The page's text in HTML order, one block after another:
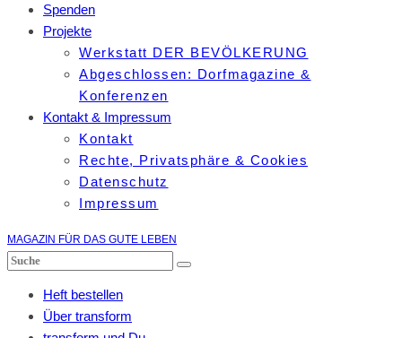
Spenden
Projekte
Werkstatt DER BEVÖLKERUNG
Abgeschlossen: Dorfmagazine &
Konferenzen
Kontakt & Impressum
Kontakt
Rechte, Privatsphäre & Cookies
Datenschutz
Impressum
MAGAZIN FÜR DAS GUTE LEBEN
Heft bestellen
Über transform